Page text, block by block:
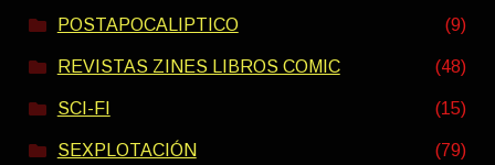
POSTAPOCALIPTICO (9)
REVISTAS ZINES LIBROS COMIC (48)
SCI-FI (15)
SEXPLOTACIÓN (79)